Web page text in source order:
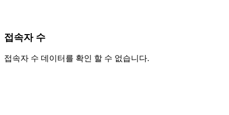
접속자 수
접속자 수 데이터를 확인 할 수 없습니다.